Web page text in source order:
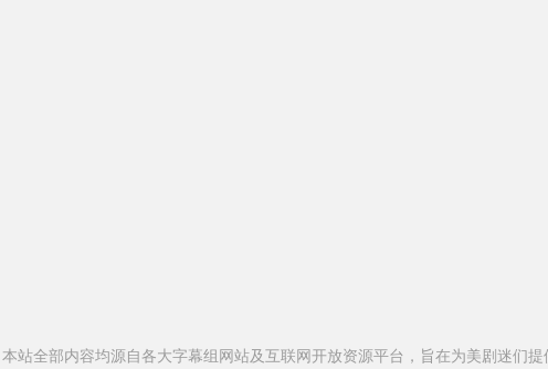
本站全部内容均源自各大字幕组网站及互联网开放资源平台，旨在为美剧迷们提